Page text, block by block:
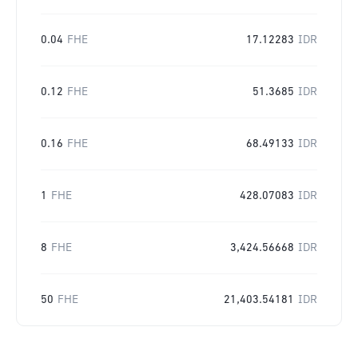
0.04 FHE 17.12283 IDR
0.12 FHE 51.3685 IDR
0.16 FHE 68.49133 IDR
1 FHE 428.07083 IDR
8 FHE 3,424.56668 IDR
50 FHE 21,403.54181 IDR